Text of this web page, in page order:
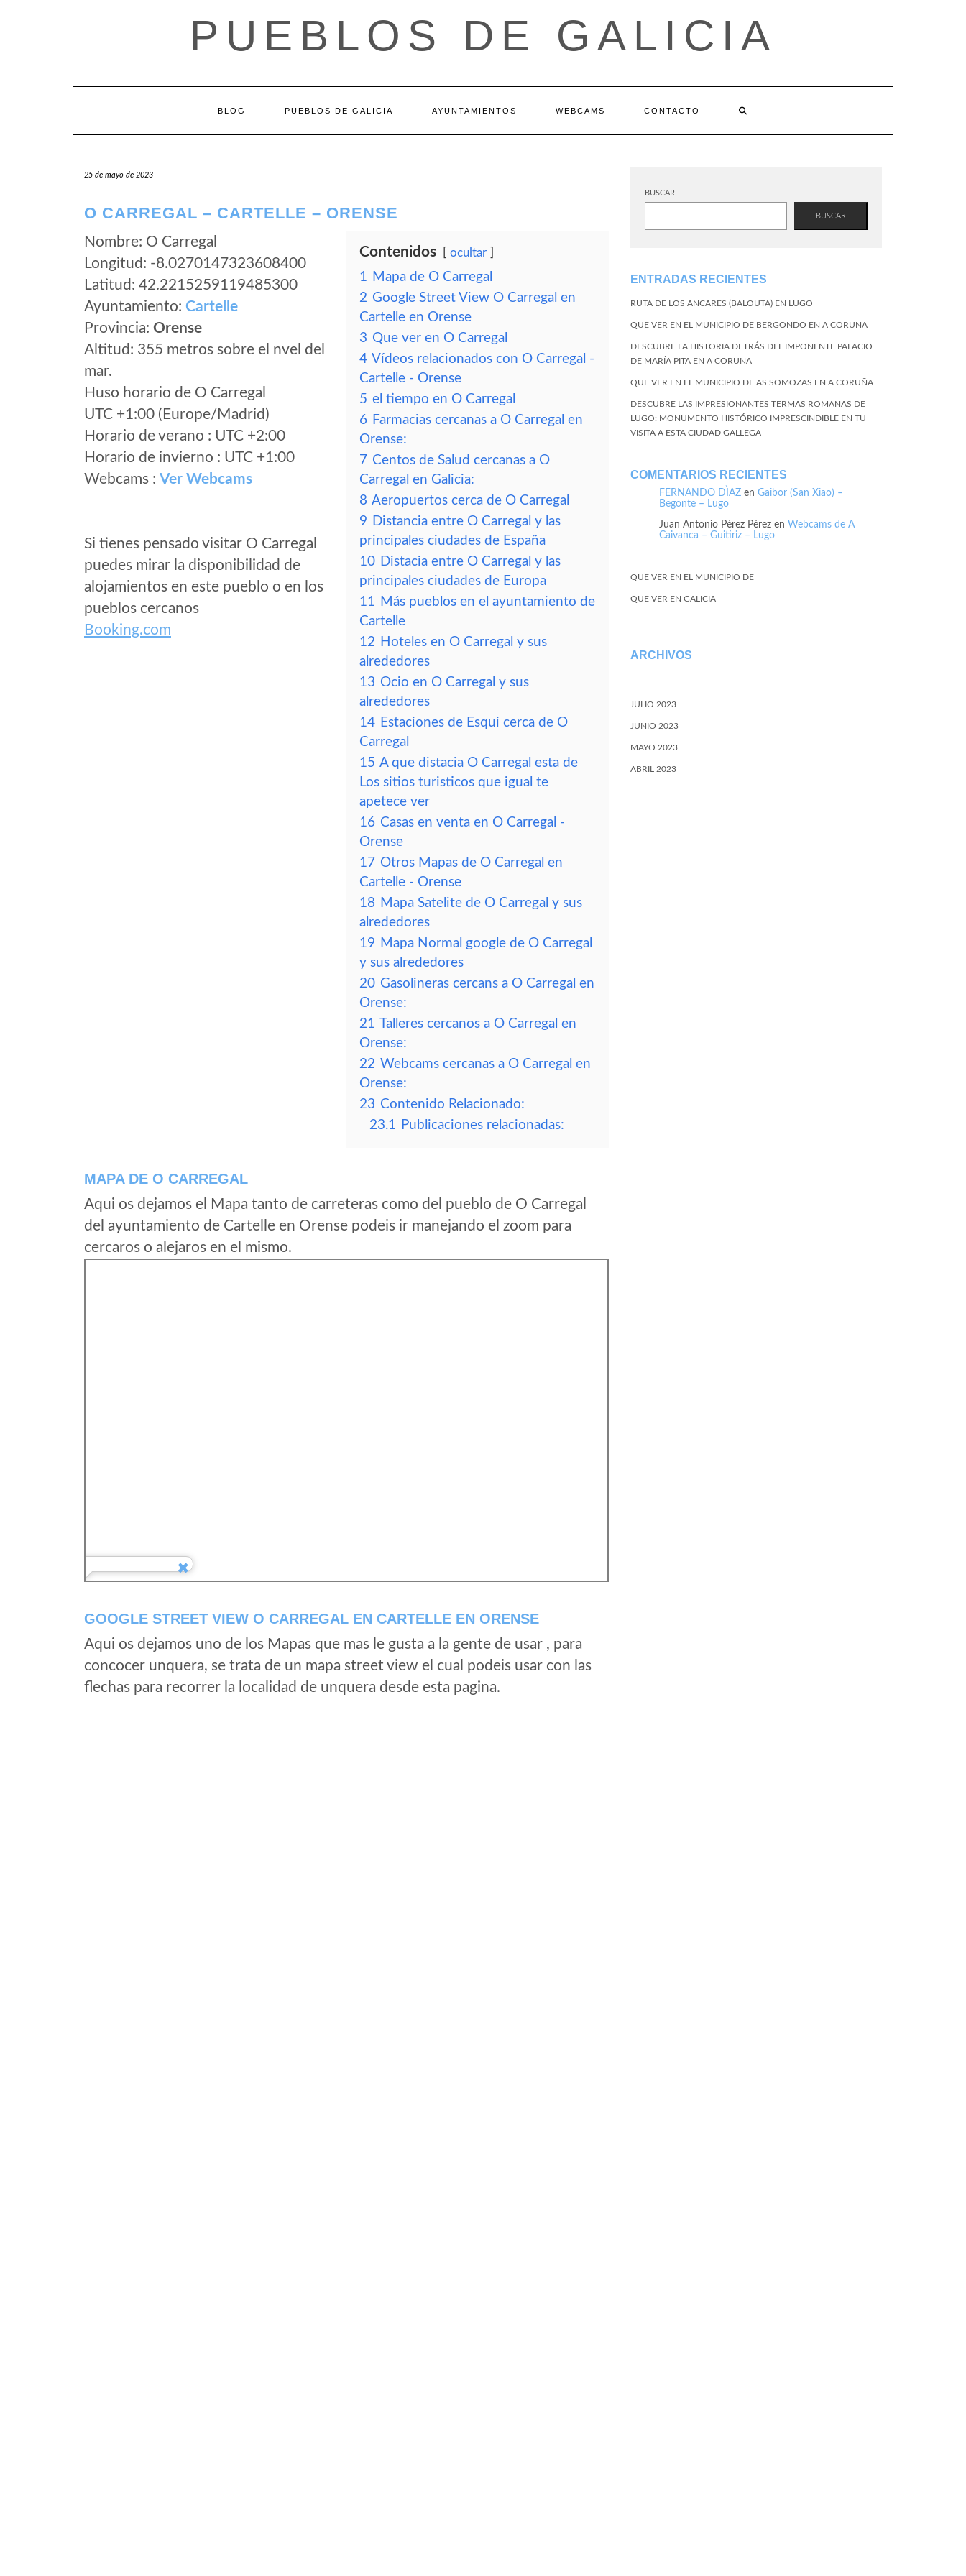
PUEBLOS DE GALICIA
BLOG PUEBLOS DE GALICIA AYUNTAMIENTOS WEBCAMS CONTACTO
25 de mayo de 2023
O CARREGAL – CARTELLE – ORENSE
Nombre: O Carregal
Longitud: -8.0270147323608400
Latitud: 42.2215259119485300
Ayuntamiento: Cartelle
Provincia: Orense
Altitud: 355 metros sobre el nvel del
mar.
Huso horario de O Carregal
UTC +1:00 (Europe/Madrid)
Horario de verano : UTC +2:00
Horario de invierno : UTC +1:00
Webcams : Ver Webcams
Si tienes pensado visitar O Carregal
puedes mirar la disponibilidad de
alojamientos en este pueblo o en los
pueblos cercanos
Booking.com
Contenidos ocultar
1 Mapa de O Carregal
2 Google Street View O Carregal en
Cartelle en Orense
3 Que ver en O Carregal
4 Vídeos relacionados con O Carregal -
Cartelle - Orense
5 el tiempo en O Carregal
6 Farmacias cercanas a O Carregal en
Orense:
7 Centos de Salud cercanas a O
Carregal en Galicia:
8 Aeropuertos cerca de O Carregal
9 Distancia entre O Carregal y las
principales ciudades de España
10 Distacia entre O Carregal y las
principales ciudades de Europa
11 Más pueblos en el ayuntamiento de
Cartelle
12 Hoteles en O Carregal y sus
alrededores
13 Ocio en O Carregal y sus
alrededores
14 Estaciones de Esqui cerca de O
Carregal
15 A que distacia O Carregal esta de
Los sitios turisticos que igual te
apetece ver
16 Casas en venta en O Carregal -
Orense
17 Otros Mapas de O Carregal en
Cartelle - Orense
18 Mapa Satelite de O Carregal y sus
alrededores
19 Mapa Normal google de O Carregal
y sus alrededores
20 Gasolineras cercans a O Carregal en
Orense:
21 Talleres cercanos a O Carregal en
Orense:
22 Webcams cercanas a O Carregal en
Orense:
23 Contenido Relacionado:
23.1 Publicaciones relacionadas:
MAPA DE O CARREGAL
Aqui os dejamos el Mapa tanto de carreteras como del pueblo de O Carregal
del ayuntamiento de Cartelle en Orense podeis ir manejando el zoom para
cercaros o alejaros en el mismo.
GOOGLE STREET VIEW O CARREGAL EN CARTELLE EN ORENSE
Aqui os dejamos uno de los Mapas que mas le gusta a la gente de usar , para
concocer unquera, se trata de un mapa street view el cual podeis usar con las
flechas para recorrer la localidad de unquera desde esta pagina.
BUSCAR
BUSCAR
ENTRADAS RECIENTES
RUTA DE LOS ANCARES (BALOUTA) EN LUGO
QUE VER EN EL MUNICIPIO DE BERGONDO EN A CORUÑA
DESCUBRE LA HISTORIA DETRÁS DEL IMPONENTE PALACIO
DE MARÍA PITA EN A CORUÑA
QUE VER EN EL MUNICIPIO DE AS SOMOZAS EN A CORUÑA
DESCUBRE LAS IMPRESIONANTES TERMAS ROMANAS DE
LUGO: MONUMENTO HISTÓRICO IMPRESCINDIBLE EN TU
VISITA A ESTA CIUDAD GALLEGA
COMENTARIOS RECIENTES
FERNANDO DÌAZ en Gaibor (San Xiao) –
Begonte – Lugo
Juan Antonio Pérez Pérez en Webcams de A
Caivanca – Guitiriz – Lugo
QUE VER EN EL MUNICIPIO DE
QUE VER EN GALICIA
ARCHIVOS
JULIO 2023
JUNIO 2023
MAYO 2023
ABRIL 2023